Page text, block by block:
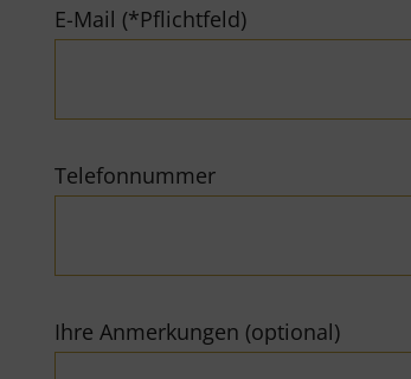
E-Mail (*Pflichtfeld)
Telefonnummer
Ihre Anmerkungen (optional)